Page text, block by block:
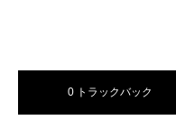
0 トラックバック